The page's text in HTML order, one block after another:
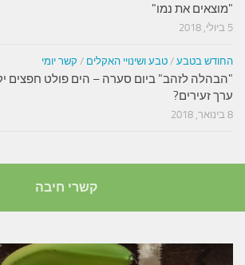
את נמו"
בטבע/טבע ושינויי האקלים/קשר יומי
לזהב" ביום סערה – הים פולט חפצים יקרי
זעירים?
קשרי חיבה